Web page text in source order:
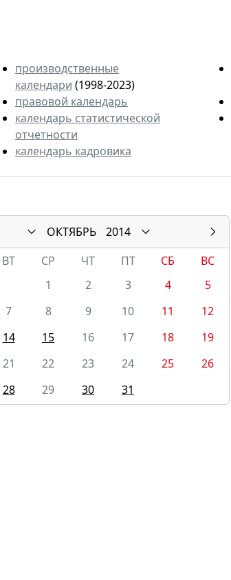
производственные
календари (1998-2023)
правовой календарь
календарь статистической
отчетности
календарь кадровика
ОКТЯБРЬ
2014
ВТ СР ЧТ ПТ СБ
ВС
1
2 3 4
5
7 8 9 10 11
12
14 15 16 17 18
19
21 22 23 24 25
26
28 29 30 31